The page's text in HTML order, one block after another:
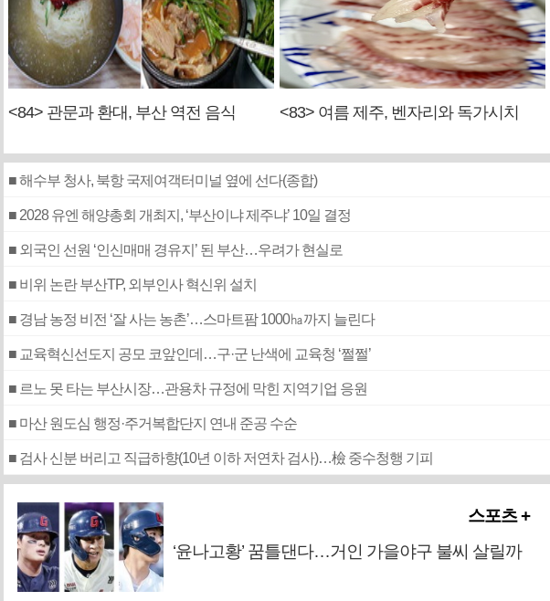
<84> 관문과 환대, 부산 역전 음식 <83> 여름 제주, 벤자리와 독가시치
■ 해수부 청사, 북항 국제여객터미널 옆에 선다(종합)
■ 2028 유엔 해양총회 개최지, ‘부산이냐 제주냐’ 10일 결정
■ 외국인 선원 ‘인신매매 경유지’ 된 부산…우려가 현실로
■ 비위 논란 부산TP, 외부인사 혁신위 설치
■ 경남 농정 비전 ‘잘 사는 농촌’…스마트팜 1000㏊까지 늘린다
■ 교육혁신선도지 공모 코앞인데…구·군 난색에 교육청 ‘쩔쩔’
■ 르노 못 타는 부산시장…관용차 규정에 막힌 지역기업 응원
■ 마산 원도심 행정·주거복합단지 연내 준공 수순
■ 검사 신분 버리고 직급하향(10년 이하 저연차 검사)…檢 중수청행 기피
스포츠 +
‘윤나고황’ 꿈틀댄다…거인 가을야구 불씨 살릴까